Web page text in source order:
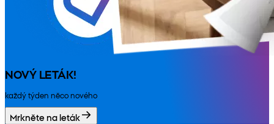
NOVÝ LETÁK!
každý týden něco nového
Mrkněte na leták